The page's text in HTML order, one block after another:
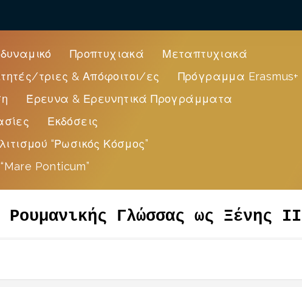
Προπτυχιακά
Μεταπτυχιακά
τριες & Απόφοιτοι/ες
Πρόγραμμα Erasmus+
Έρευνα & Ερευνητικά Προγράμματα
Εκδόσεις
“Ρωσικός Κόσμος”
Ponticum”
Ρουμανικής Γλώσσας ως Ξένης ΙΙ